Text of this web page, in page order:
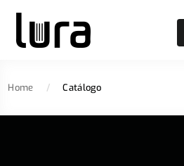
Home / Catálogo